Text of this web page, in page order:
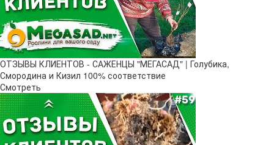
ОТЗЫВЫ КЛИЕНТОВ - САЖЕНЦЫ "МЕГАСАД" | Голубика,
Смородина и Кизил 100% соответствие
Смотреть